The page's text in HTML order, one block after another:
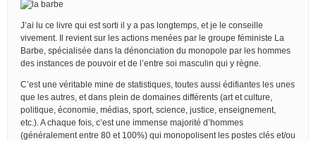
J’ai lu ce livre qui est sorti il y a pas longtemps, et je le conseille
vivement. Il revient sur les actions menées par le groupe féministe La
Barbe, spécialisée dans la dénonciation du monopole par les hommes
des instances de pouvoir et de l’entre soi masculin qui y règne.
C’est une véritable mine de statistiques, toutes aussi édifiantes les unes
que les autres, et dans plein de domaines différents (art et culture,
politique, économie, médias, sport, science, justice, enseignement,
etc.). A chaque fois, c’est une immense majorité d’hommes
(généralement entre 80 et 100%) qui monopolisent les postes clés et/ou